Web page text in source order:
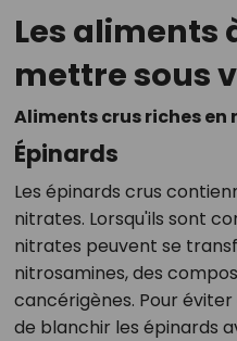
Les aliments
mettre sous
Aliments crus riches
Épinards
Les épinards crus
nitrates. Lorsqu'ils sont
nitrates peuvent se
nitrosamines, des
cancérigènes. Pour
de blanchir les épinards